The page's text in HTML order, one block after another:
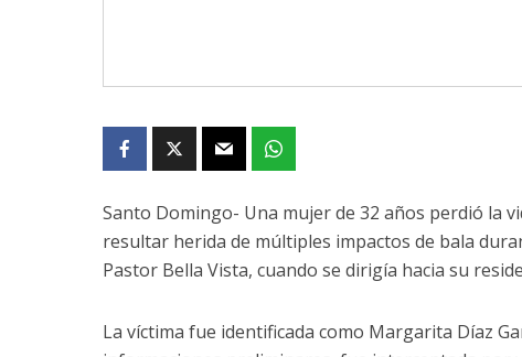
Santo Domingo- Una mujer de 32 años perdió la
resultar herida de múltiples impactos de bala
Pastor Bella Vista, cuando se dirigía hacia su
La víctima fue identificada como Margarita Díaz